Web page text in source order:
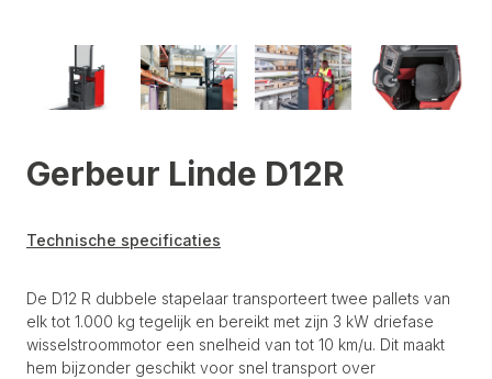
Gerbeur Linde D12R
Technische specificaties
De D12 R dubbele stapelaar transporteert twee pallets van
elk tot 1.000 kg tegelijk en bereikt met zijn 3 kW driefase
wisselstroommotor een snelheid van tot 10 km/u. Dit maakt
hem bijzonder geschikt voor snel transport over